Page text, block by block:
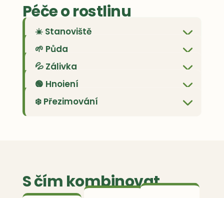
Péče o rostlinu
☀️ Stanoviště
🌱 Půda
💦 Zálivka
🟢 Hnojení
❄️ Přezimování
S čím kombinovat